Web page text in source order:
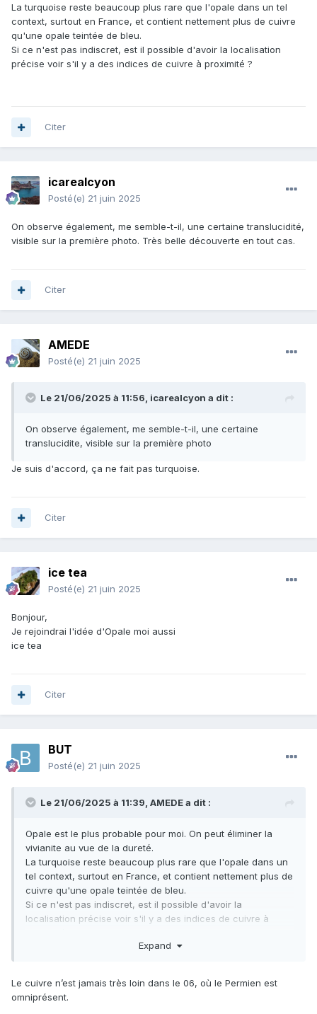
La turquoise reste beaucoup plus rare que l'opale dans un tel
context, surtout en France, et contient nettement plus de cuivre
qu'une opale teintée de bleu.
Si ce n'est pas indiscret, est il possible d'avoir la localisation
précise voir s'il y a des indices de cuivre à proximité ?
Citer
icarealcyon
Posté(e) 21 juin 2025
On observe également, me semble-t-il, une certaine translucidité,
visible sur la première photo. Très belle découverte en tout cas.
Citer
AMEDE
Posté(e) 21 juin 2025
Le 21/06/2025 à 11:56, icarealcyon a dit :
On observe également, me semble-t-il, une certaine
translucidite, visible sur la première photo
Je suis d'accord, ça ne fait pas turquoise.
Citer
ice tea
Posté(e) 21 juin 2025
Bonjour,
Je rejoindrai l'idée d'Opale moi aussi
ice tea
Citer
BUT
Posté(e) 21 juin 2025
Le 21/06/2025 à 11:39, AMEDEa dit :
Opale est le plus probable pour moi. On peut éliminer la
vivianite au vue de la dureté.
La turquoise reste beaucoup plus rare que l'opale dans un
tel context, surtout en France, et contient nettement plus de
cuivre qu'une opale teintée de bleu.
Si ce n'est pas indiscret, est il possible d'avoir la
localisation précise voir s'il y a des indices de cuivre à
Expand
Le cuivre n’est jamais très loin dans le 06, où le Permien est
omniprésent.